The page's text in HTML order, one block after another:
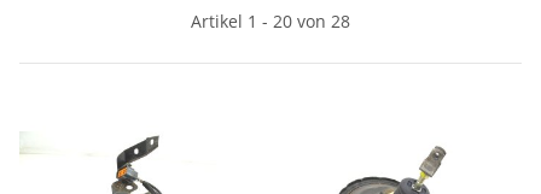
Artikel 1 - 20 von 28